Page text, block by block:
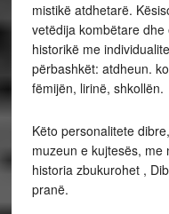
mistikë atdhetarë.
vetëdija kombëtare
historikë me
përbashkët: atdheun.
fëmijën, lirinë, shkollën.
Këto personalitete
muzeun e kujtesës,
historia zbukurohet ,
pranë.